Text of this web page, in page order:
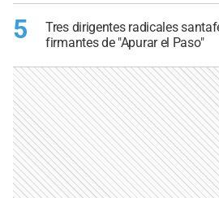
5
Tres dirigentes radicales
firmantes de "Apurar el Paso"